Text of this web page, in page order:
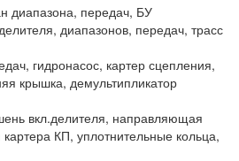
диапазона, передач, БУ
диапазонов, передач, трасс
гидронасос, картер сцепления,
крышка, демультипликатор
вкл.делителя, направляющая
КП, уплотнительные кольца,